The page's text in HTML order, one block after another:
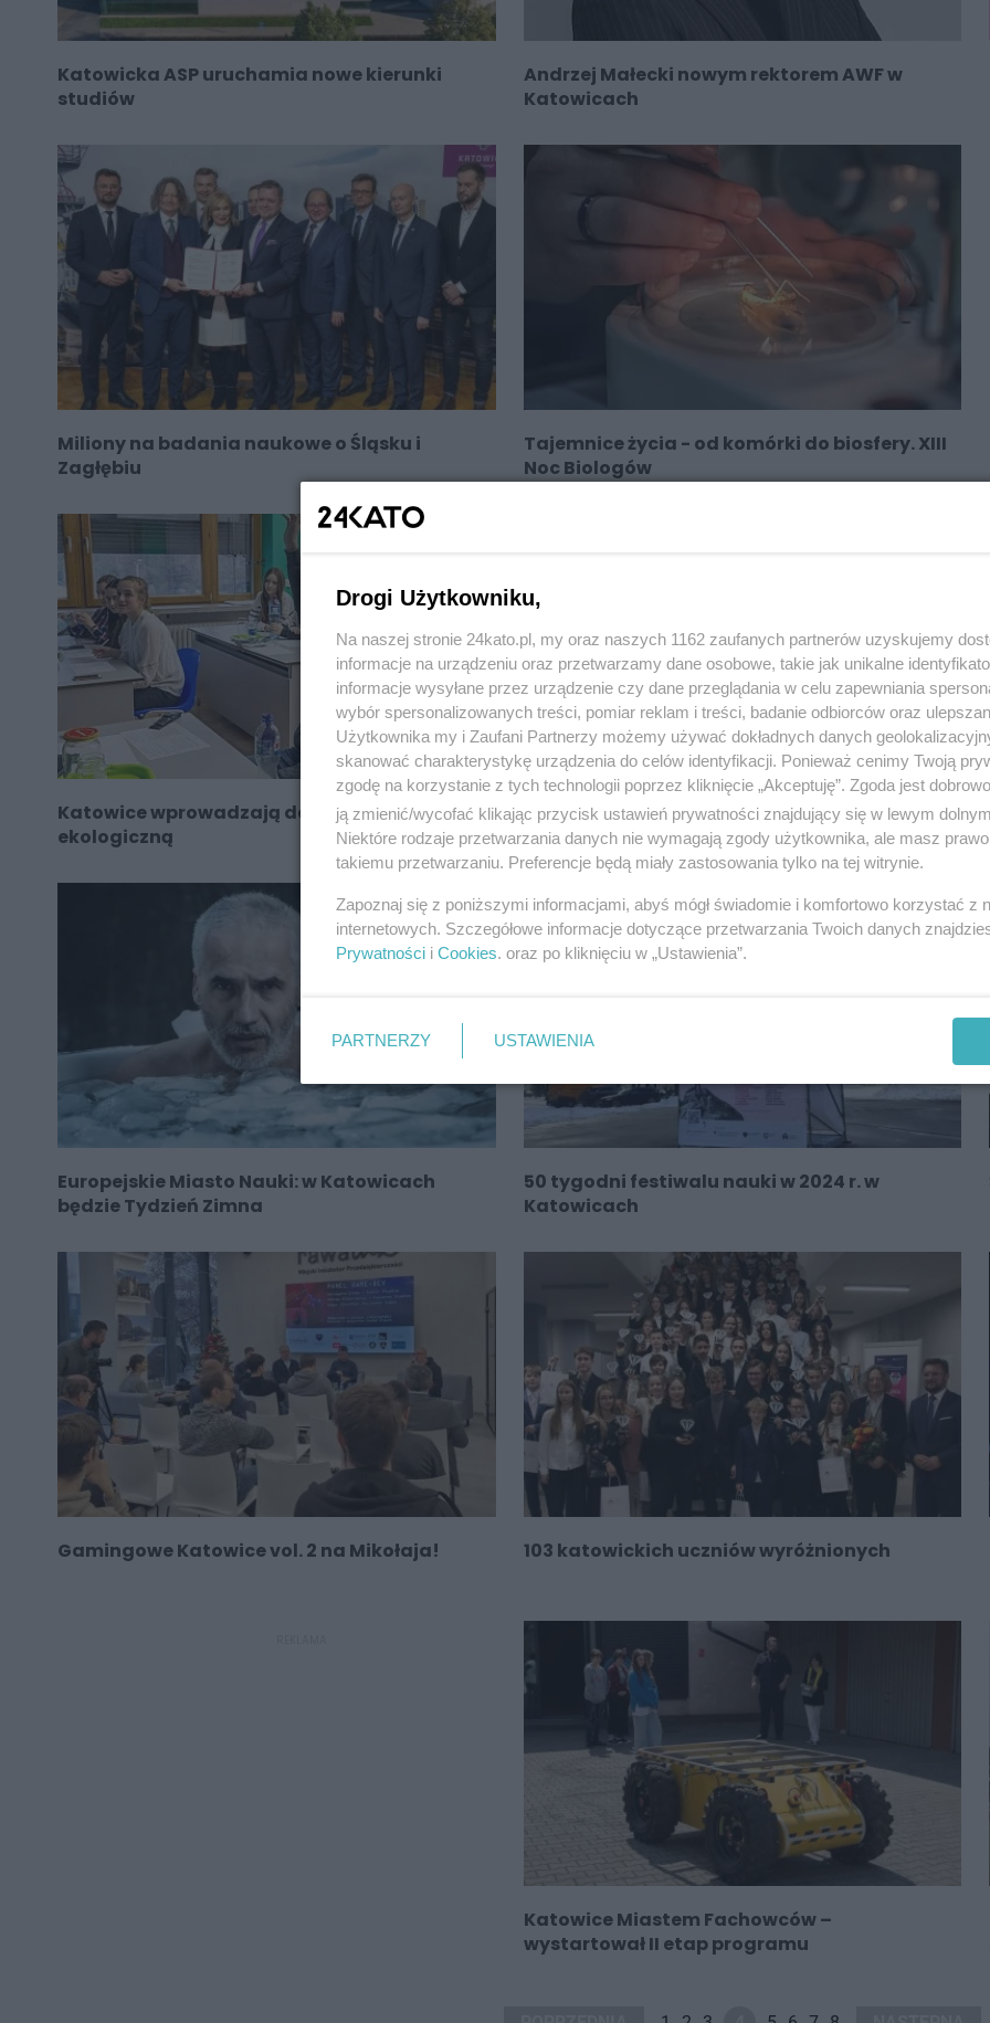
Katowicka ASP uruchamia nowe kierunki
studiów
Andrzej Małecki nowym rektorem AWF w
Katowicach
Miliony na badania naukowe o Śląsku i
Zagłębiu
Tajemnice życia - od komórki do biosfery. XIII
Noc Biologów
Katowice wprowadzają do szkół edukację
ekologiczną
Ranking Perspektywy 2024. Licea i technika w
Katowicach
Europejskie Miasto Nauki: w Katowicach
będzie Tydzień Zimna
50 tygodni festiwalu nauki w 2024 r. w
Katowicach
Gamingowe Katowice vol. 2 na Mikołaja! 103 katowickich uczniów wyróżnionych
Katowice Miastem Fachowców –
wystartował II etap programu
Drogi Użytkowniku,
Na naszej stronie 24kato.pl, my oraz naszych 1162 zaufanych partnerów uzyskujemy
informacje na urządzeniu oraz przetwarzamy dane osobowe, takie jak unikalne
informacje wysyłane przez urządzenie czy dane przeglądania w celu zapewniania
wybór spersonalizowanych treści, pomiar reklam i treści, badanie odbiorców oraz
Użytkownika my i Zaufani Partnerzy możemy używać dokładnych danych
skanować charakterystykę urządzenia do celów identyfikacji. Ponieważ cenimy Twoją
zgodę na korzystanie z tych technologii poprzez kliknięcie „Akceptuję”. Zgoda jest
ją zmienić/wycofać klikając przycisk ustawień prywatności znajdujący się w lewym
Niektóre rodzaje przetwarzania danych nie wymagają zgody użytkownika, ale masz
takiemu przetwarzaniu. Preferencje będą miały zastosowania tylko na tej witrynie.
Zapoznaj się z poniższymi informacjami, abyś mógł świadomie i komfortowo korzystać z
internetowych. Szczegółowe informacje dotyczące przetwarzania Twoich danych
Prywatności i Cookies. oraz po kliknięciu w „Ustawienia”.
PARTNERZY USTAWIENIA